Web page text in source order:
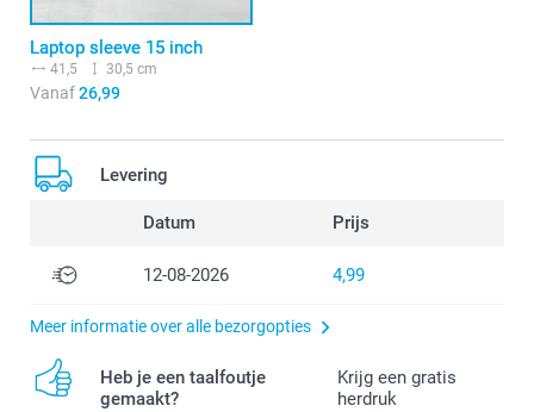
Laptop sleeve 15 inch
41,5 30,5 cm
Vanaf26,99
Levering
Datum Prijs
12-08-2026 4,99
Meer informatie over alle bezorgopties
Heb je een taalfoutje
gemaakt?
Krijg een gratis
herdruk